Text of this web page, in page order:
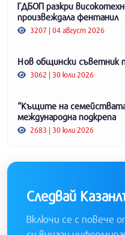
ГДБОП разкри
произвеждала фентанил
3207 | 04 август 2026
Нов общински съветник
3062 | 30 юли 2026
“Къщите на
международна подкрепа
2683 | 30 юли 2026
Следвай
Включи се с повече